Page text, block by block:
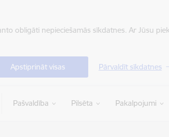
obligāti nepieciešamās sīkdatnes. Ar Jūsu
Apstiprināt visas Pārvaldīt sīkdatnes
Pašvaldība Pilsēta Pakalpojumi